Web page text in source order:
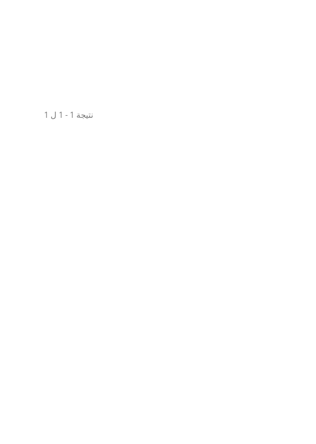
نتيجة 1 - 1 ل 1